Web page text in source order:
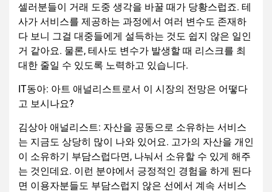
셀러분들이 거래 도중 생각을 바꿀 때가 당황스럽죠. 테
사가 서비스를 제공하는 과정에서 여러 변수도 존재하
다 보니 그걸 대중들에게 설득하는 것도 쉽지 않은 일인
거 같아요. 물론, 테사도 변수가 발생할 때 리스크를 최
대한 줄일 수 있도록 노력하고 있습니다.
IT동아: 아트 애널리스트로서 이 시장의 전망은 어떻다
고 보시나요?
김상아 애널리스트: 자산을 공동으로 소유하는 서비스
는 지금도 상당히 많이 나와 있어요. 고가의 자산을 개인
이 소유하기 부담스럽다면, 나눠서 소유할 수 있게 해주
는 것인데요. 이런 분야에서 긍정적인 경험을 하게 된다
면 이용자분들도 부담스럽지 않은 선에서 계속 서비스